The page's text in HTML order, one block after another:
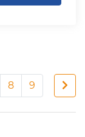
8 9